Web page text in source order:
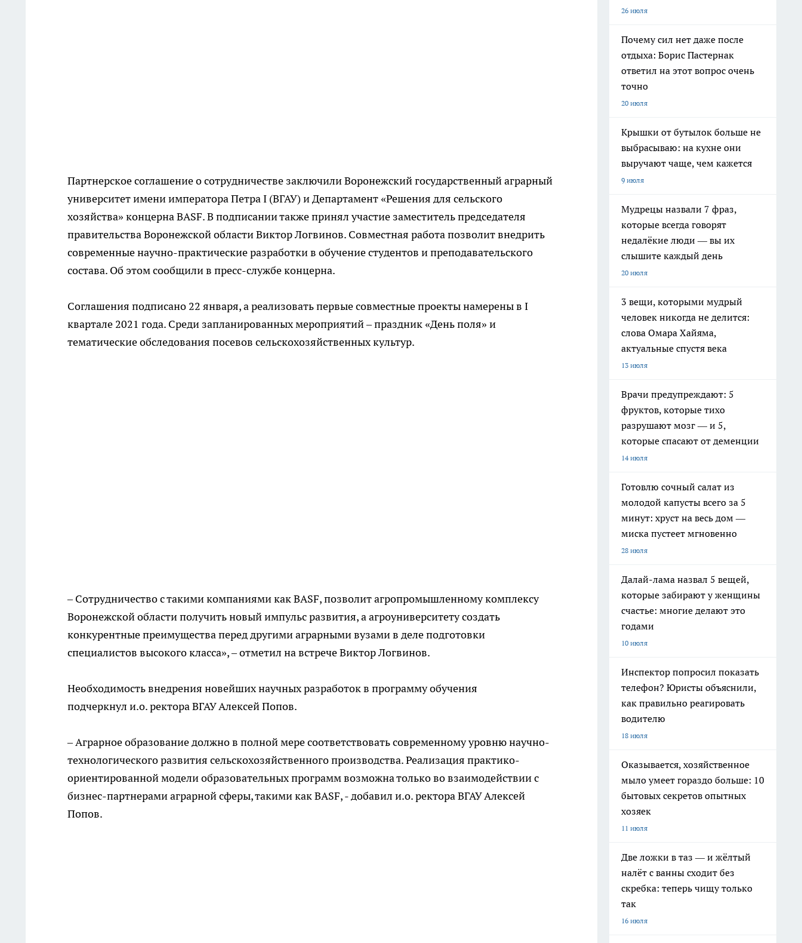
Партнерское соглашение о сотрудничестве заключили Воронежский государственный аграрный
университет имени императора Петра I (ВГАУ) и Департамент «Решения для сельского
хозяйства» концерна BASF. В подписании также принял участие заместитель председателя
правительства Воронежской области ВикторЛогвинов. Совместная работа позволит внедрить
современные научно-практические разработки в обучение студентов и преподавательского
состава. Об этом сообщили в пресс-службе концерна.
Соглашения подписано 22 января, а реализовать первые совместные проекты намерены в I
квартале 2021 года. Среди запланированных мероприятий – праздник «День поля» и
тематические обследования посевов сельскохозяйственных культур.
– Сотрудничество с такими компаниями как BASF, позволит агропромышленному комплексу
Воронежской области получить новый импульс развития, аагроуниверситетусоздать
конкурентные преимущества перед другими аграрными вузами в деле подготовки
специалистов высокого класса», – отметил на встрече ВикторЛогвинов.
Необходимость внедрения новейших научных разработок в программу обучения
подчеркнул и.о. ректора ВГАУ Алексей Попов.
– Аграрное образование должно в полной мере соответствовать современному уровню научно-
технологического развития сельскохозяйственного производства. Реализация практико-
ориентированной модели образовательных программ возможна только во взаимодействии с
бизнес-партнерами аграрной сферы,такимикак BASF, - добавил и.о. ректораВГАУ Алексей
Попов.
26 июля
Почему сил нет даже после
отдыха: Борис Пастернак
ответил на этот вопрос очень
точно
20 июля
Крышки от бутылок больше не
выбрасываю: на кухне они
выручают чаще, чем кажется
9 июля
Мудрецы назвали 7 фраз,
которые всегда говорят
недалёкие люди — вы их
слышите каждый день
20 июля
3 вещи, которыми мудрый
человек никогда не делится:
слова Омара Хайяма,
актуальные спустя века
13 июля
Врачи предупреждают: 5
фруктов, которые тихо
разрушают мозг — и 5,
которые спасают от деменции
14 июля
Готовлю сочный салат из
молодой капусты всего за 5
минут: хруст на весь дом —
миска пустеет мгновенно
28 июля
Далай-лама назвал 5 вещей,
которые забирают у женщины
счастье: многие делают это
годами
10 июля
Инспектор попросил показать
телефон? Юристы объяснили,
как правильно реагировать
водителю
18 июля
Оказывается, хозяйственное
мыло умеет гораздо больше: 10
бытовых секретов опытных
хозяек
11 июля
Две ложки в таз — и жёлтый
налёт с ванны сходит без
скребка: теперь чищу только
так
16 июля